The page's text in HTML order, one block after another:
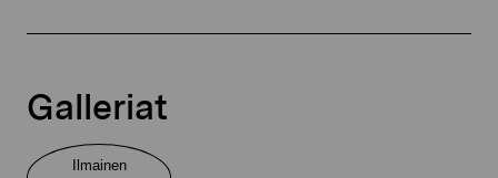
Galleriat
Ilmainen